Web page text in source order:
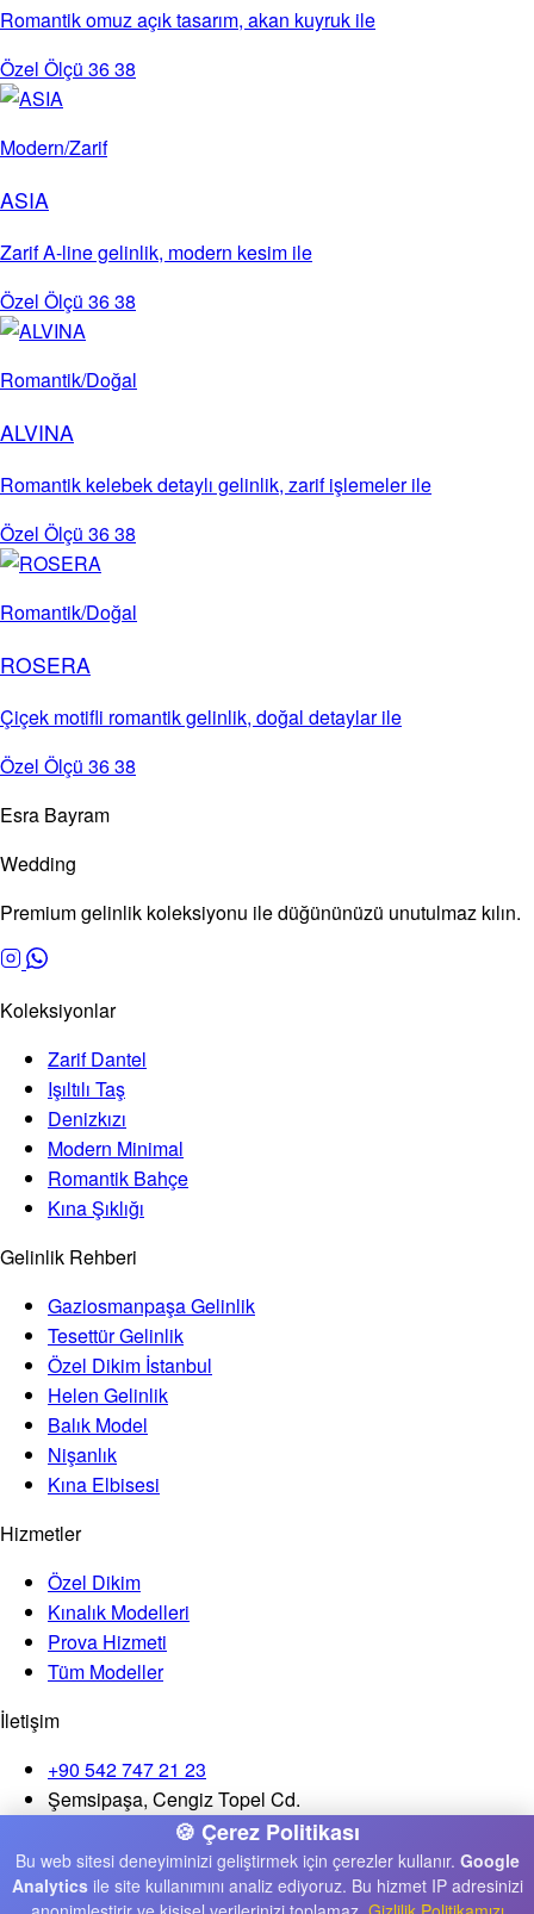
🍪 Çerez Politikası
Bu web sitesi deneyiminizi geliştirmek için çerezler kullanır. Google
Analyticsile site kullanımını analiz ediyoruz. Bu hizmet IP adresinizi
Romantik omuz açık tasarım, akan kuyruk ile
Özel Ölçü 3638
Modern/Zarif
ASIA
Zarif A-line gelinlik, modern kesim ile
Özel Ölçü 3638
Romantik/Doğal
ALVINA
Romantik kelebek detaylı gelinlik, zarif işlemeler ile
Özel Ölçü 3638
Romantik/Doğal
ROSERA
Çiçek motifli romantik gelinlik, doğal detaylar ile
Özel Ölçü 3638
Esra Bayram
Wedding
Premium gelinlik koleksiyonu ile düğününüzü unutulmaz kılın.
Koleksiyonlar
Zarif Dantel
Işıltılı Taş
Denizkızı
Modern Minimal
Romantik Bahçe
Kına Şıklığı
Gelinlik Rehberi
Gaziosmanpaşa Gelinlik
Tesettür Gelinlik
Özel Dikim İstanbul
Helen Gelinlik
Balık Model
Nişanlık
Kına Elbisesi
Hizmetler
Özel Dikim
Kınalık Modelleri
Prova Hizmeti
Tüm Modeller
İletişim
+90 542 747 21 23
Şemsipaşa, Cengiz Topel Cd.
No:108/A, Gaziosmanpaşa
İstanbul
Ste – Sa · 10:00 – 19:00